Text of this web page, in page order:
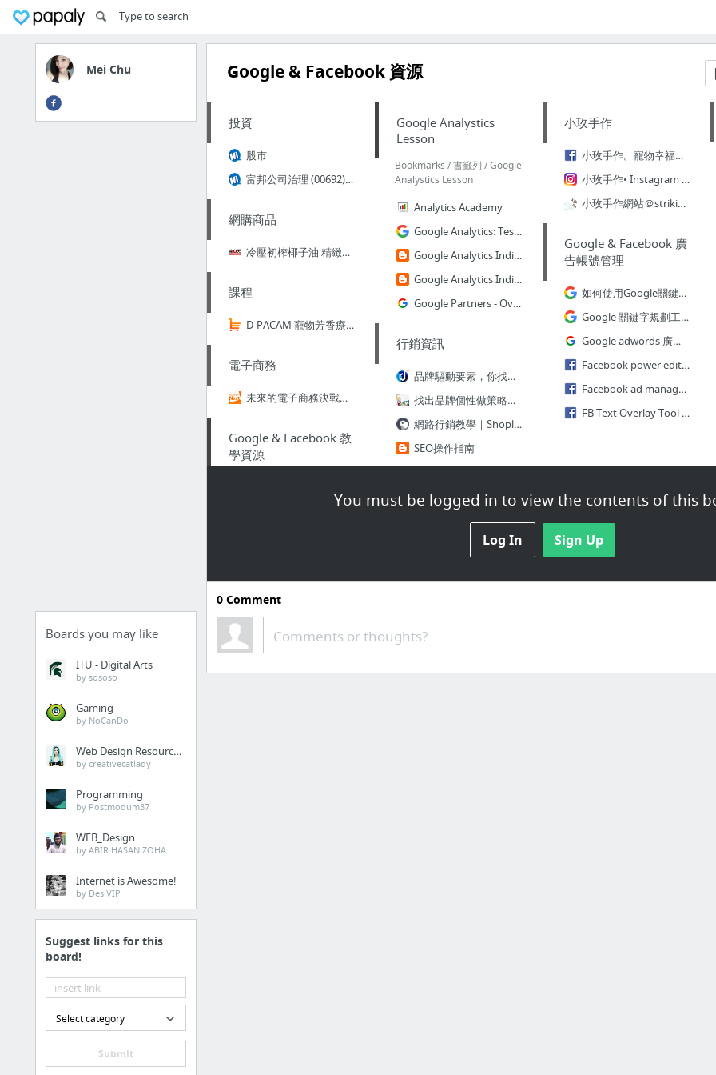
Mei Chu
Boards you may like
ITU - Digital Arts
by sososo
Gaming
by NoCanDo
Web Design Resources
by creativecatlady
Programming
by Postmodum37
WEB_Design
by ABIR HASAN ZOHA
Internet is Awesome!
by DesiVIP
Suggest links for this
board!
Select category
Submit
Google & Facebook 資源
You must be logged in to view the contents of this
Log In Sign Up
投資
股市
富邦公司治理 (00692) - 股價走勢
網購商品
冷壓初榨椰子油 精緻體驗瓶50mlx3入 ♥ 光輝10月愛台灣 ♥ 全館點數10倍送 | Universe CoCo - Rakuten樂天市場
課程
D-PACAM 寵物芳香療法與按摩認證課程 第十三屆(招生中)
電子商務
未來的電子商務決戰點~以內容經營品牌社群｜數位時代
Google & Facebook 教
學資源
FB廣告投放奧秘：競價與優化技巧
Analytics (分析)說明
Search Console說明
AdWords說明
3 more
Google Analystics
Lesson
Bookmarks / 書籤列 / Google
Analystics Lesson
Analytics Academy
Google Analytics: Test Your Skills, Prep for GAIQ Certification
Google Analytics Individual Qualification(GAIQ)認證考試攻略-準備篇
Google Analytics Individual Qualification(GAIQ)證照考試攻略-報名篇
Google Partners - Overview(報名考ＧＡ）
行銷資訊
品牌驅動要素，你找到了嗎？
找出品牌個性做策略，不跟對手競價做行銷｜DIGITAL BRAND BLOG
網路行銷教學｜Shopline自助電商教室
SEO操作指南
跨境電商是什麼？跨境電商怎麼做？完整教學在這裡！
Google Tag Manager 標記管理工具 也可以運用在Google Analytics的JS程式碼上頭喔
小玫手作
小玫手作。寵物幸福手工皂
小玫手作• Instagram photos and videos
小玫手作網站＠strikingly
Google & Facebook 廣
告帳號管理
如何使用Google關鍵字規劃工具
Google 關鍵字規劃工具
Google adwords 廣告活動管理
Facebook power editor
Facebook ad manager廣告管理員
FB Text Overlay Tool 文字比例檢測
0Comment
Comments or thoughts?